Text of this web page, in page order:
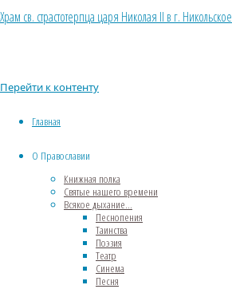
Храм св. страстотерпца царя Николая II в г. Никольское
Перейти к контенту
Главная
О Православии
Книжная полка
Святые нашего времени
Всякое дыхание…
Песнопения
Таинства
Поэзия
Театр
Синема
Песня